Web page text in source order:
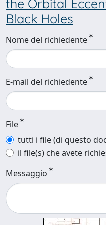
the Orbital
Black Holes
Nome del richiedente
E-mail del richiedente
File
tutti i file (di questo
il file(s) che avete
Messaggio